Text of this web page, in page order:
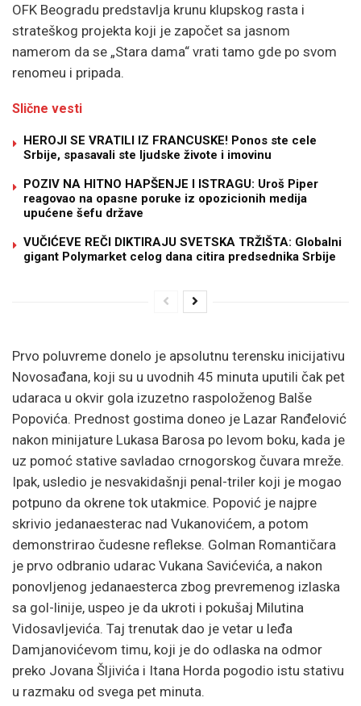
OFK Beogradu predstavlja krunu klupskog rasta i
strateškog projekta koji je započet sa jasnom
namerom da se „Stara dama“ vrati tamo gde po svom
renomeu i pripada.
Slične vesti
HEROJI SE VRATILI IZ FRANCUSKE! Ponos ste cele
Srbije, spasavali ste ljudske živote i imovinu
POZIV NA HITNO HAPŠENJE I ISTRAGU: Uroš Piper
reagovao na opasne poruke iz opozicionih medija
upućene šefu države
VUČIĆEVE REČI DIKTIRAJU SVETSKA TRŽIŠTA: Globalni
gigant Polymarket celog dana citira predsednika Srbije
Prvo poluvreme donelo je apsolutnu terensku inicijativu
Novosađana, koji su u uvodnih 45 minuta uputili čak pet
udaraca u okvir gola izuzetno raspoloženog Balše
Popovića. Prednost gostima doneo je Lazar Ranđelović
nakon minijature Lukasa Barosa po levom boku, kada je
uz pomoć stative savladao crnogorskog čuvara mreže.
Ipak, usledio je nesvakidašnji penal-triler koji je mogao
potpuno da okrene tok utakmice. Popović je najpre
skrivio jedanaesterac nad Vukanovićem, a potom
demonstrirao čudesne reflekse. Golman Romantičara
je prvo odbranio udarac Vukana Savićevića, a nakon
ponovljenog jedanaesterca zbog prevremenog izlaska
sa gol-linije, uspeo je da ukroti i pokušaj Milutina
Vidosavljevića. Taj trenutak dao je vetar u leđa
Damjanovićevom timu, koji je do odlaska na odmor
preko Jovana Šljivića i Itana Horda pogodio istu stativu
u razmaku od svega pet minuta.